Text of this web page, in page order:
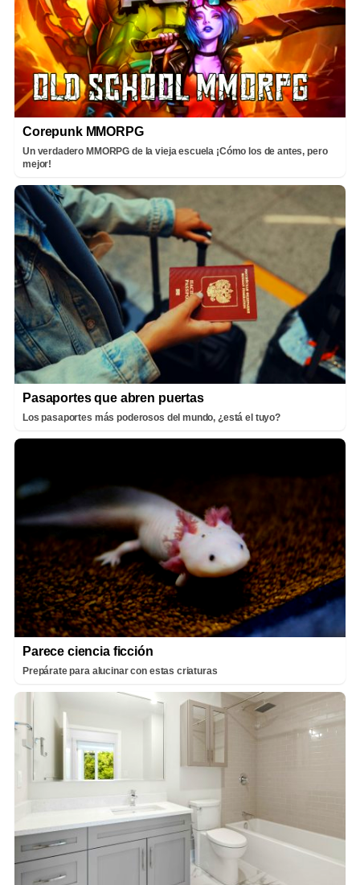
Corepunk MMORPG
Un verdadero MMORPG de la vieja escuela ¡Cómo los de antes, pero
mejor!
Pasaportes que abren puertas
Los pasaportes más poderosos del mundo, ¿está el tuyo?
Parece ciencia ficción
Prepárate para alucinar con estas criaturas